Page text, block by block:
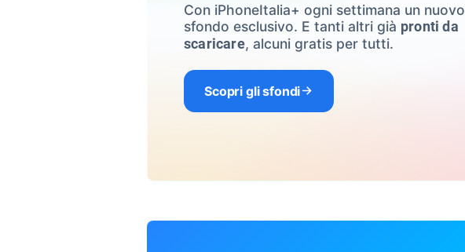
Con iPhoneItalia+ ogni settimana un nuovo
sfondo esclusivo. E tanti altri già pronti da
scaricare, alcuni gratis per tutti.
Scopri gli sfondi